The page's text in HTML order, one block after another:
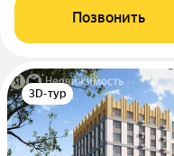
Позвонить
3D-тур